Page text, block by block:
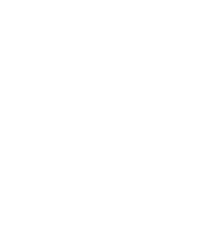
Raúl Martín Presa,
amenazado de muerte: